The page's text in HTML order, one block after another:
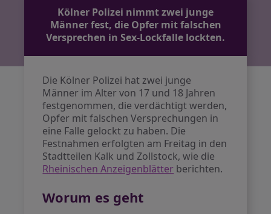
Kölner Polizei nimmt zwei junge
Männer fest, die Opfer mit falschen
Versprechen in Sex-Lockfalle lockten.
Die Kölner Polizei hat zwei junge
Männer im Alter von 17 und 18 Jahren
festgenommen, die verdächtigt werden,
Opfer mit falschen Versprechungen in
eine Falle gelockt zu haben. Die
Festnahmen erfolgten am Freitag in den
Stadtteilen Kalk und Zollstock, wie die
Rheinischen Anzeigenblätter berichten.
Worum es geht